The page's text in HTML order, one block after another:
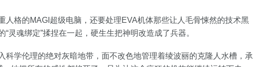
人格的MAGI超级电脑，还要处理EVA机体那些让人毛骨悚然的技术黑
魂绑定”揉捏在一起，硬生生把神明改造成了兵器。
科学伦理的绝对灰暗地带，面不改色地管理着绫波丽的克隆人水槽，承